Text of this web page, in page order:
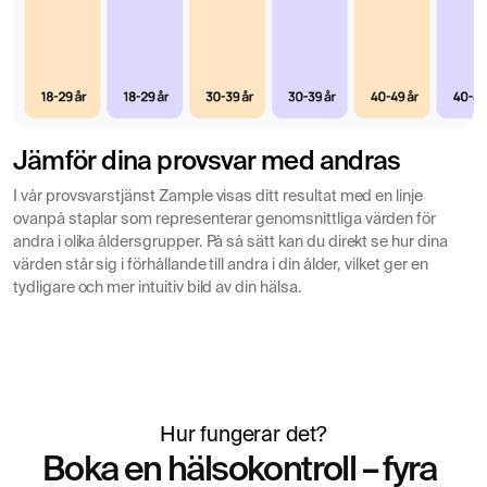
Negativt: under 7 U/mL
Positivt: över 10 U/mL
Notera! Gränsvärden kan variera något mellan olika
laboratorier. Vid gränsvärde eller positivt resultat
rekommenderas vidare utredning.
Jämför dina provsvar med andras
I vår provsvarstjänst Zample visas ditt resultat med en linje
ovanpå staplar som representerar genomsnittliga värden för
andra i olika åldersgrupper. På så sätt kan du direkt se hur dina
värden står sig i förhållande till andra i din ålder, vilket ger en
tydligare och mer intuitiv bild av din hälsa.
Hur fungerar det?
Boka en hälsokontroll – fyra